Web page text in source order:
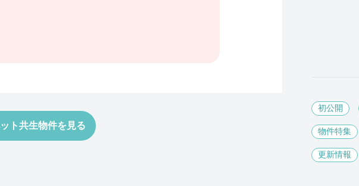
ト共生物件を見る
初公開
物件特集
更新情報